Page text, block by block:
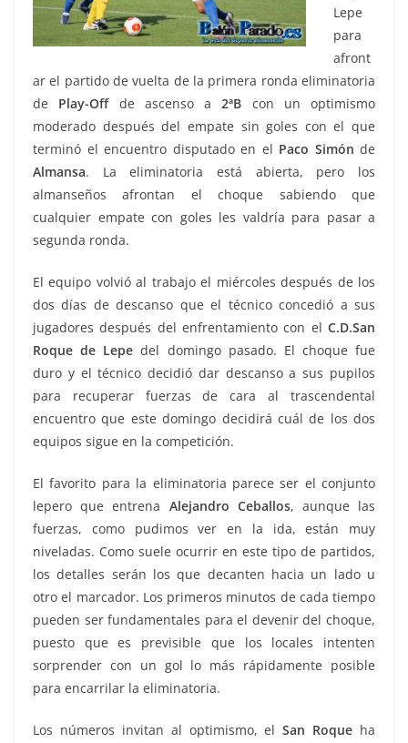
Lepe
para
afront
ar el partido de vuelta de la primera ronda eliminatoria
de Play-Offde ascenso a2ªB con un optimismo
moderado después del empate sin goles con el que
terminó el encuentro disputado en el Paco Simón de
Almansa. La eliminatoria está abierta, pero los
almanseños afrontan el choque sabiendo que
cualquier empate con goles les valdría para pasar a
segunda ronda.
El equipo volvió al trabajo el miércoles después de los
dos días de descanso que el técnico concedió a sus
jugadores después del enfrentamiento con el C.D.San
Roque de Lepe del domingo pasado. El choque fue
duro y el técnico decidió dar descanso a sus pupilos
para recuperar fuerzas de cara al trascendental
encuentro que este domingo decidirá cuál de los dos
equipos sigue en la competición.
El favorito para la eliminatoria parece ser el conjunto
lepero que entrena Alejandro Ceballos, aunque las
fuerzas, como pudimos ver en la ida, están muy
niveladas. Como suele ocurrir en este tipo de partidos,
los detalles serán los que decanten hacia un lado u
otro el marcador. Los primeros minutos de cada tiempo
pueden ser fundamentales para el devenir del choque,
puesto que es previsible que los locales intenten
sorprender con un gol lo más rápidamente posible
para encarrilar la eliminatoria.
Los números invitan al optimismo, elSan Roque ha